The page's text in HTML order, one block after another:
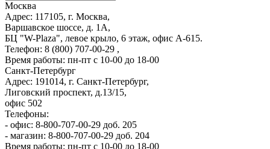
Москва
Адрес: 117105, г. Москва,
Варшавское шоссе, д. 1А,
БЦ "W-Plaza", левое крыло, 6 этаж, офис А-615.
Телефон: 8 (800) 707-00-29 ,
Время работы: пн-пт с 10-00 до 18-00
Санкт-Петербург
Адрес: 191014, г. Санкт-Петербург,
Лиговский проспект, д.13/15,
офис 502
Телефоны:
- офис: 8-800-707-00-29 доб. 205
- магазин: 8-800-707-00-29 доб. 204
Время работы: пн-пт с 10-00 до 18-00